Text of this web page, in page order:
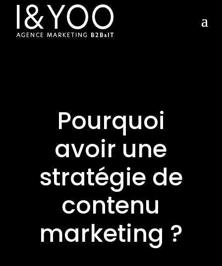
Pourquoi
avoir une
stratégie de
contenu
marketing ?